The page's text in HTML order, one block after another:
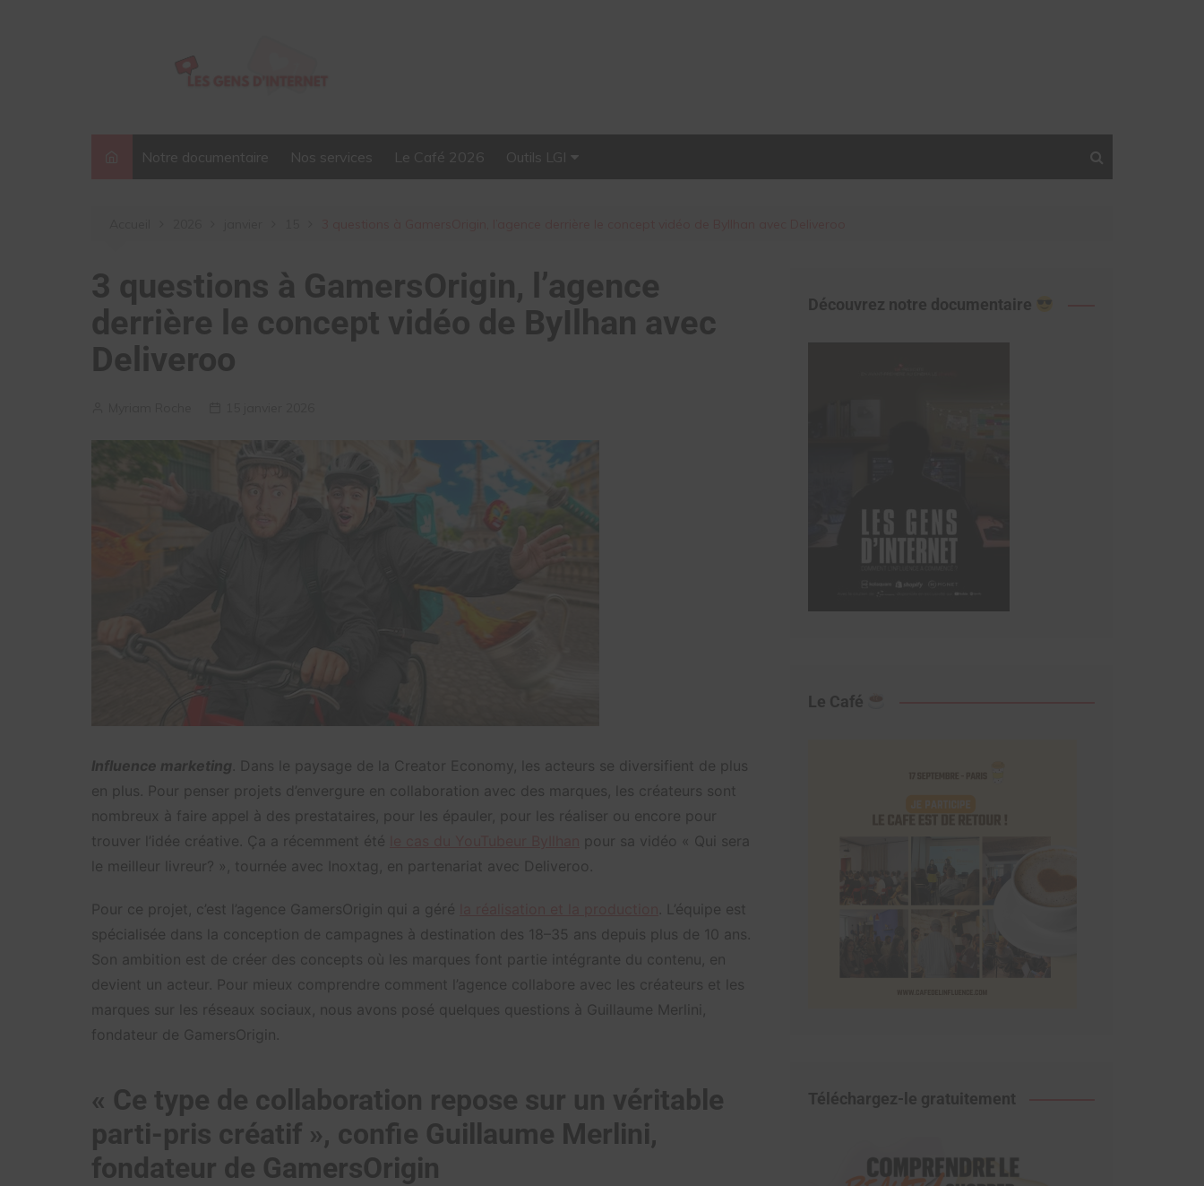
Notre documentaire Nos services Le Café 2026 Outils LGI
3 questions à GamersOrigin, l’agence
derrière le concept vidéo de ByIlhan avec
Deliveroo
Influence marketing . Dans le paysage de la Creator Economy, les acteurs se diversifient de plus
en plus. Pour penser projets d’envergure en collaboration avec des marques, les créateurs sont
nombreux à faire appel à des prestataires, pour les épauler, pour les réaliser ou encore pour
trouver l’idée créative. Ça a récemment été
pour sa vidéo « Qui sera
le meilleur livreur? », tournée avec Inoxtag, en partenariat avec Deliveroo.
Pour ce projet, c’est l’agence GamersOrigin qui a géré
. L’équipe est
spécialisée dans la conception de campagnes à destination des 18–35 ans depuis plus de 10 ans.
Son ambition est de créer des concepts où les marques font partie intégrante du contenu, en
devient un acteur. Pour mieux comprendre comment l’agence collabore avec les créateurs et les
marques sur les réseaux sociaux, nous avons posé quelques questions à Guillaume Merlini,
fondateur de GamersOrigin.
« Ce type de collaboration repose sur un véritable
parti-pris créatif », confie Guillaume Merlini,
fondateur de GamersOrigin
Découvrez notre documentaire
Le Café
Téléchargez-le gratuitement